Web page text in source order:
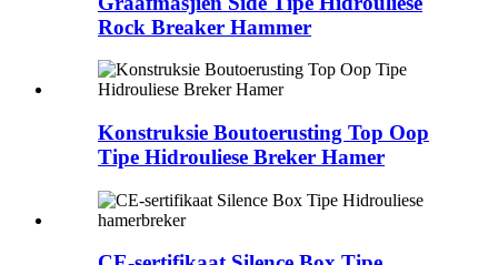
Rock Breaker Hammer
Konstruksie Boutoerusting Top Oop
Tipe Hidrouliese Breker Hamer